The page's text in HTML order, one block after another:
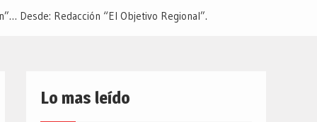
Desde: Redacción “El Objetivo Regional”.
Lo mas leído